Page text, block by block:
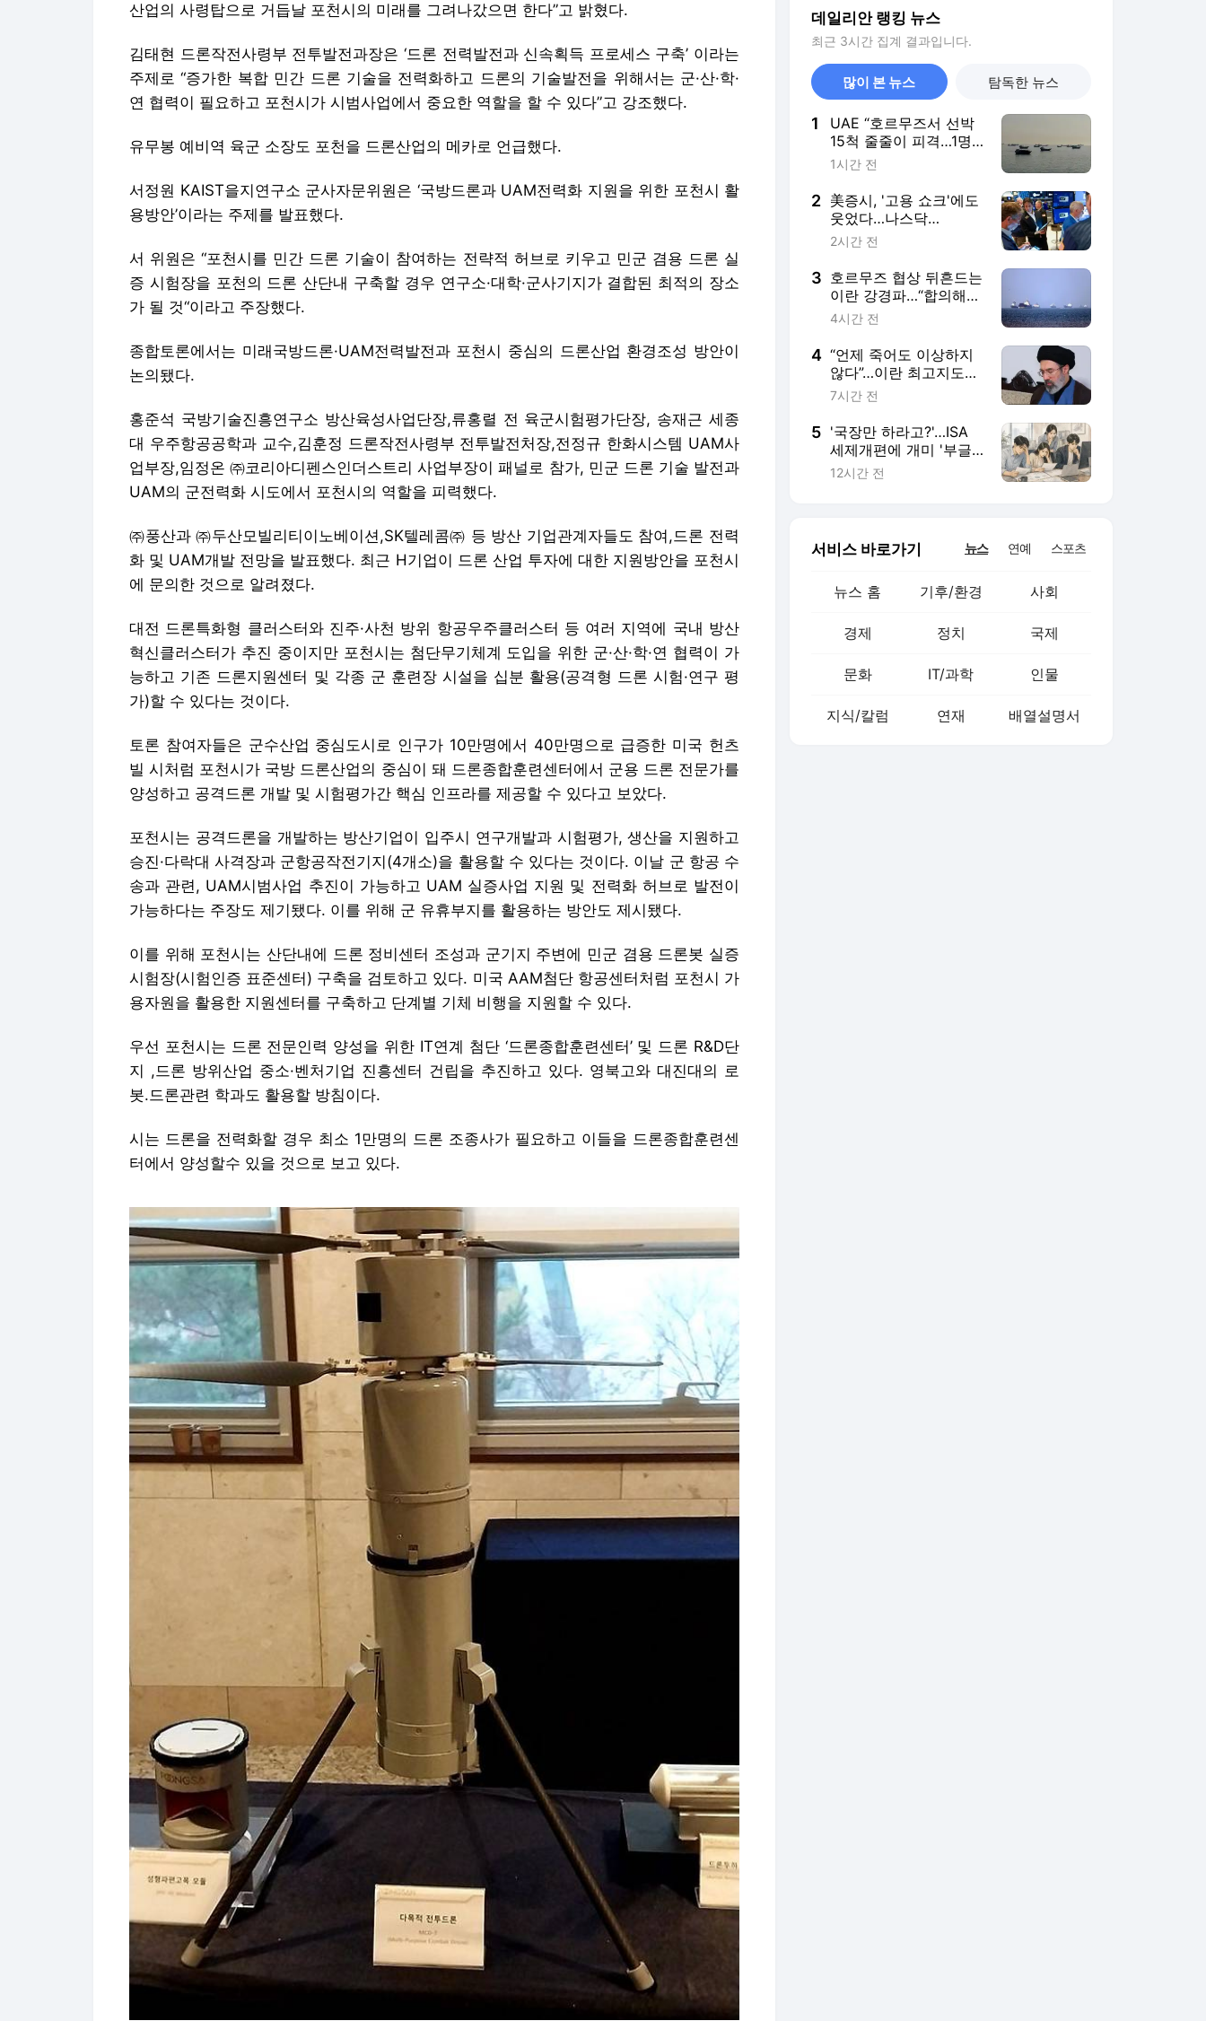
산업의 사령탑으로 거듭날 포천시의 미래를 그려나갔으면 한다”고 밝혔다.
김태현 드론작전사령부 전투발전과장은 ‘드론 전력발전과 신속획득 프로세스 구축’ 이라는
주제로 “증가한 복합 민간 드론 기술을 전력화하고 드론의 기술발전을 위해서는 군·산·학·
연 협력이 필요하고 포천시가 시범사업에서 중요한 역할을 할 수 있다”고 강조했다.
유무봉 예비역 육군 소장도 포천을 드론산업의 메카로 언급했다.
서정원 KAIST을지연구소 군사자문위원은 ‘국방드론과 UAM전력화 지원을 위한 포천시 활
용방안’이라는 주제를 발표했다.
서 위원은 “포천시를 민간 드론 기술이 참여하는 전략적 허브로 키우고 민군 겸용 드론 실
증 시험장을 포천의 드론 산단내 구축할 경우 연구소·대학·군사기지가 결합된 최적의 장소
가 될 것“이라고 주장했다.
종합토론에서는 미래국방드론·UAM전력발전과 포천시 중심의 드론산업 환경조성 방안이
논의됐다.
홍준석 국방기술진흥연구소 방산육성사업단장,류홍렬 전 육군시험평가단장, 송재근 세종
대 우주항공공학과 교수,김훈정 드론작전사령부 전투발전처장,전정규 한화시스템 UAM사
업부장,임정온 ㈜코리아디펜스인더스트리 사업부장이 패널로 참가, 민군 드론 기술 발전과
UAM의 군전력화 시도에서 포천시의 역할을 피력했다.
㈜풍산과 ㈜두산모빌리티이노베이션,SK텔레콤㈜ 등 방산 기업관계자들도 참여,드론 전력
화 및 UAM개발 전망을 발표했다. 최근 H기업이 드론 산업 투자에 대한 지원방안을 포천시
에 문의한 것으로 알려졌다.
대전 드론특화형 클러스터와 진주·사천 방위 항공우주클러스터 등 여러 지역에 국내 방산
혁신클러스터가 추진 중이지만 포천시는 첨단무기체계 도입을 위한 군·산·학·연 협력이 가
능하고 기존 드론지원센터 및 각종 군 훈련장 시설을 십분 활용(공격형 드론 시험·연구 평
가)할 수 있다는 것이다.
토론 참여자들은 군수산업 중심도시로 인구가 10만명에서 40만명으로 급증한 미국 헌츠
빌 시처럼 포천시가 국방 드론산업의 중심이 돼 드론종합훈련센터에서 군용 드론 전문가를
양성하고 공격드론 개발 및 시험평가간 핵심 인프라를 제공할 수 있다고 보았다.
포천시는 공격드론을 개발하는 방산기업이 입주시 연구개발과 시험평가, 생산을 지원하고
승진·다락대 사격장과 군항공작전기지(4개소)을 활용할 수 있다는 것이다. 이날 군 항공 수
송과 관련, UAM시범사업 추진이 가능하고 UAM 실증사업 지원 및 전력화 허브로 발전이
가능하다는 주장도 제기됐다. 이를 위해 군 유휴부지를 활용하는 방안도 제시됐다.
이를 위해 포천시는 산단내에 드론 정비센터 조성과 군기지 주변에 민군 겸용 드론봇 실증
시험장(시험인증 표준센터) 구축을 검토하고 있다. 미국 AAM첨단 항공센터처럼 포천시 가
용자원을 활용한 지원센터를 구축하고 단계별 기체 비행을 지원할 수 있다.
우선 포천시는 드론 전문인력 양성을 위한 IT연계 첨단 ‘드론종합훈련센터’ 및 드론 R&D단
지 ,드론 방위산업 중소·벤처기업 진흥센터 건립을 추진하고 있다. 영북고와 대진대의 로
봇.드론관련 학과도 활용할 방침이다.
시는 드론을 전력화할 경우 최소 1만명의 드론 조종사가 필요하고 이들을 드론종합훈련센
터에서 양성할수 있을 것으로 보고 있다.
데일리안 랭킹 뉴스
최근 3시간 집계 결과입니다.
많이 본 뉴스 탐독한 뉴스
1
UAE “호르무즈서 선박
15척 줄줄이 피격…1명
사망·20명 부상”
1시간 전
2 美증시, '고용 쇼크'에도
웃었다…나스닥
1.3%↑·S&P 사상 최고
2시간 전
3 호르무즈 협상 뒤흔드는
이란 강경파…“합의해도
또 뒤집힌다”
4시간 전
4 “언제 죽어도 이상하지
않다”…이란 최고지도자
‘위독설’
7시간 전
5 '국장만 하라고?'…ISA
세제개편에 개미 '부글
부글'
12시간 전
서비스 바로가기 뉴스 연예 스포츠
뉴스 홈 기후/환경 사회
경제 정치 국제
문화 IT/과학 인물
지식/칼럼 연재 배열설명서